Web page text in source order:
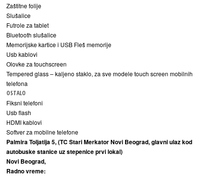
Zaštitne folije
Slušalice
Futrole za tablet
Bluetooth slušalice
Memorijske kartice i USB Fleš memorije
Usb kablovi
Olovke za touchscreen
Tempered glass – kaljeno staklo, za sve modele touch screen mobilnih
telefona
OSTALO
Fiksni telefoni
Usb flash
HDMI kablovi
Softver za mobilne telefone
Palmira Toljatija 5, (TC Stari Merkator Novi Beograd, glavni ulaz kod
autobuske stanice uz stepenice prvi lokal)
Novi Beograd,
Radno vreme: